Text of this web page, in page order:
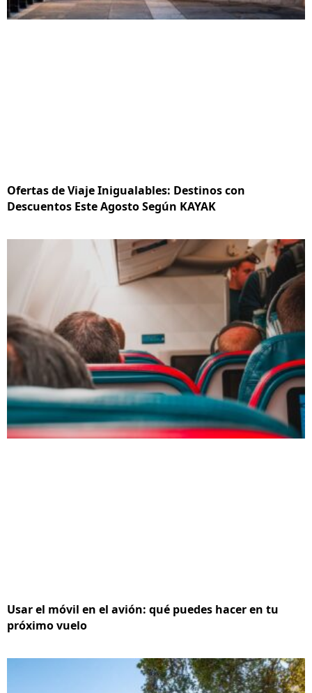
Ofertas de Viaje Inigualables: Destinos con
Descuentos Este Agosto Según KAYAK
Usar el móvil en el avión: qué puedes hacer en tu
próximo vuelo